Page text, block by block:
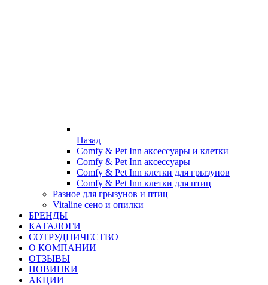
Назад
Comfy & Pet Inn аксессуары и клетки
Comfy & Pet Inn аксессуары
Comfy & Pet Inn клетки для грызунов
Comfy & Pet Inn клетки для птиц
Разное для грызунов и птиц
Vitaline сено и опилки
БРЕНДЫ
КАТАЛОГИ
СОТРУДНИЧЕСТВО
О КОМПАНИИ
ОТЗЫВЫ
НОВИНКИ
АКЦИИ